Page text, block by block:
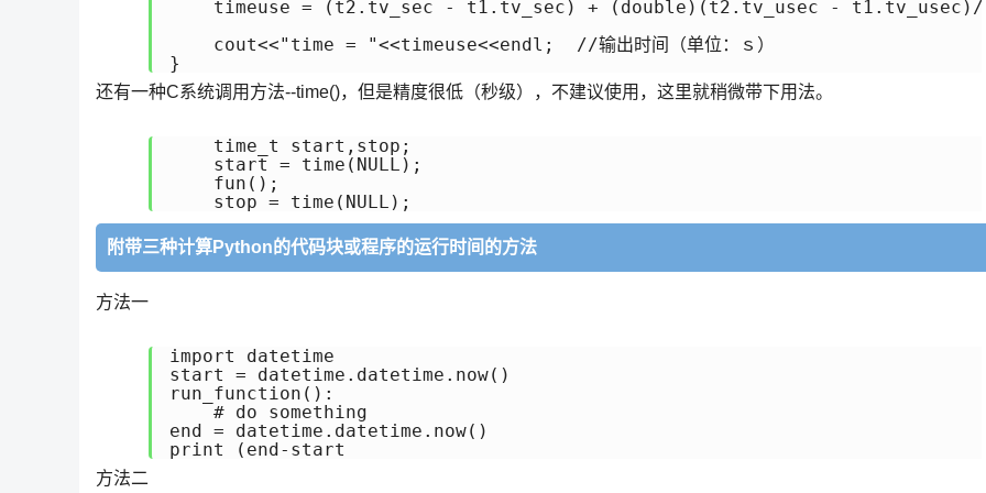
timeuse = (t2.tv_sec - t1.tv_sec) + (double)(t2.tv_usec - t1.tv_usec)/
    cout<<"time = "<<timeuse<<endl;  //输出时间（单位：ｓ）
}
还有一种C系统调用方法--time()，但是精度很低（秒级），不建议使用，这里就稍微带下用法。
    time_t start,stop;
    start = time(NULL);
    fun();
    stop = time(NULL);
附带三种计算Python的代码块或程序的运行时间的方法
方法一
import datetime
start = datetime.datetime.now()
run_function():
    # do something
end = datetime.datetime.now()
print (end-start
方法二